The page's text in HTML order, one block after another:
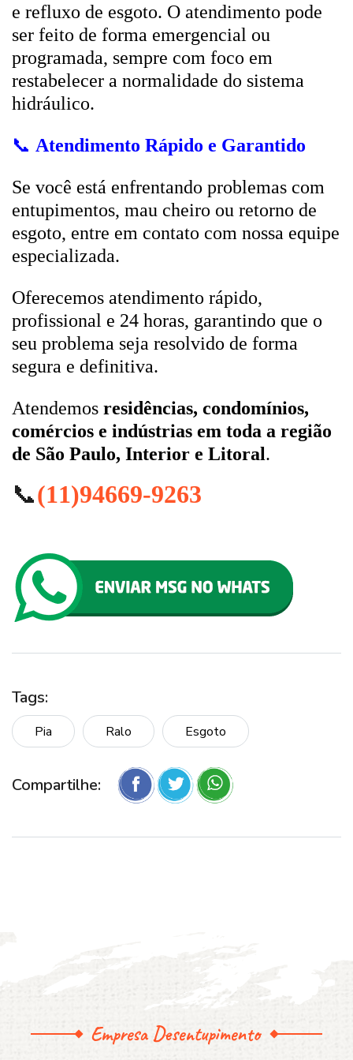
e refluxo de esgoto. O atendimento pode
ser feito de forma emergencial ou
programada, sempre com foco em
restabelecer a normalidade do sistema
hidráulico.
📞 Atendimento Rápido e Garantido
Se você está enfrentando problemas com
entupimentos, mau cheiro ou retorno de
esgoto, entre em contato com nossa equipe
especializada.
Oferecemos atendimento rápido,
profissional e 24 horas, garantindo que o
seu problema seja resolvido de forma
segura e definitiva.
Atendemos residências, condomínios,
comércios e indústrias em toda a região
de São Paulo, Interior e Litoral.
📞(11)94669-9263
Tags:
Pia Ralo Esgoto
Compartilhe:
Empresa Desentupimento